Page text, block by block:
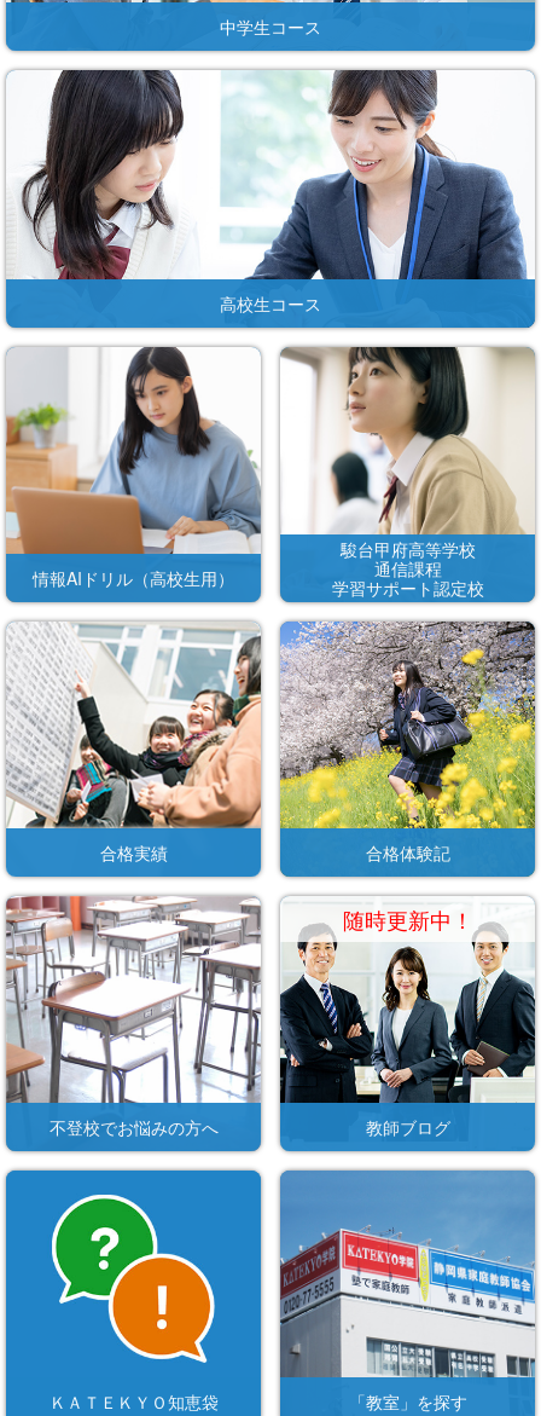
中学生コース
高校生コース
情報AIドリル（高校生用）
駿台甲府高等学校
通信課程
学習サポート認定校
合格実績 合格体験記
不登校でお悩みの方へ
随時更新中！
教師ブログ
ＫＡＴＥＫＹＯ知恵袋 「教室」を探す